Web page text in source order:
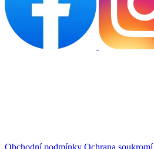
Obchodní podmínky Ochrana soukromí